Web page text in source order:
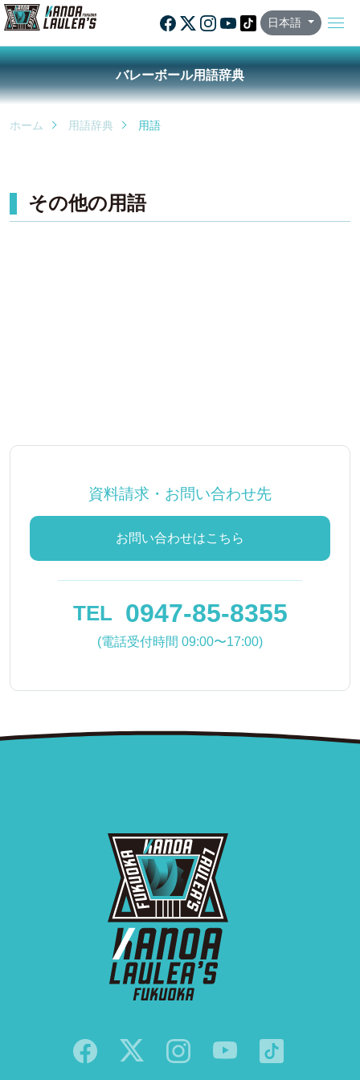
日本語
バレーボール用語辞典
ホーム 用語辞典 用語
その他の用語
資料請求・お問い合わせ先
お問い合わせはこちら
TEL 0947-85-8355
(電話受付時間 09:00〜17:00)